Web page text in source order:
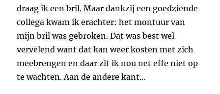
draag ik een bril. Maar dankzij een goedziende
collega kwam ik erachter: het montuur van
mijn bril was gebroken. Dat was best wel
vervelend want dat kan weer kosten met zich
meebrengen en daar zit ik nou net effe niet op
te wachten. Aan de andere kant…